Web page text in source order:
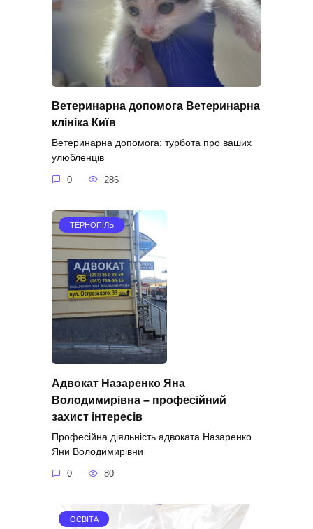
Ветеринарна допомога Ветеринарна
клініка Київ
Ветеринарна допомога: турбота про ваших
улюбленців
0 286
ТЕРНОПІЛЬ
Адвокат Назаренко Яна
Володимирівна – професійний
захист інтересів
Професійна діяльність адвоката Назаренко
Яни Володимирівни
0 80
ОСВІТА